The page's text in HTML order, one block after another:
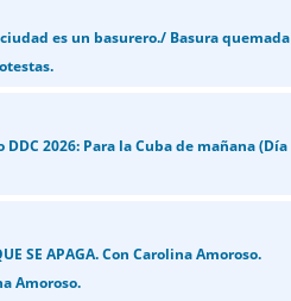
es un basurero./ Basura quemada
2026: Para la Cuba de mañana (Día
SE APAGA. Con Carolina Amoroso.
Amoroso.